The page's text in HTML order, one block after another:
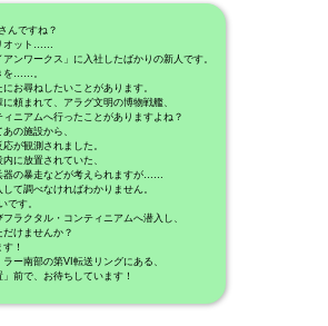
んですね？
オット……
アンワークス」に入社したばかりの新人です。
を……。
お尋ねしたいことがあります。
頼まれて、アラグ文明の博物戦艦、
ィニアムへ行ったことがありますよね？
の施設から、
が観測されました。
に放置されていた、
器の暴走などが考えられますが……
て調べなければわかりません。
です。
ラクタル・コンティニアムへ潜入し、
けませんか？
！
ー南部の第VI転送リングにある、
」前で、お待ちしています！